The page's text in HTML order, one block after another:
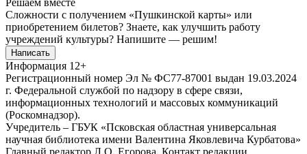
Сложности с получением «Пушкинской карты» или
приобретением билетов? Знаете, как улучшить работу
учреждений культуры? Напишите — решим!
Написать
Информация 12+
Регистрационный номер Эл № ФС77-87001 выдан 19.03.2024
г. Федеральной службой по надзору в сфере связи,
информационных технологий и массовых коммуникаций
(Роскомнадзор).
Учредитель – ГБУК «Псковская областная универсальная
научная библиотека имени Валентина Яковлевича Курбатова»
Главный редактор Л.О. Егорова. Контакт редакции